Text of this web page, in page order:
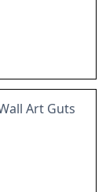
Art Guts